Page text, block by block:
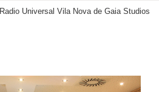
Radio Universal Vila Nova de Gaia Studios